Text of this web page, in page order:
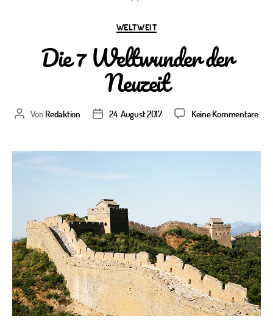
Kategorien
WELTWEIT
Die 7 Weltwunder der
Neuzeit
Beitragsautor
Von Redaktion Veröffentlichungsdatum
24. August 2017 Keine Kommentarezu